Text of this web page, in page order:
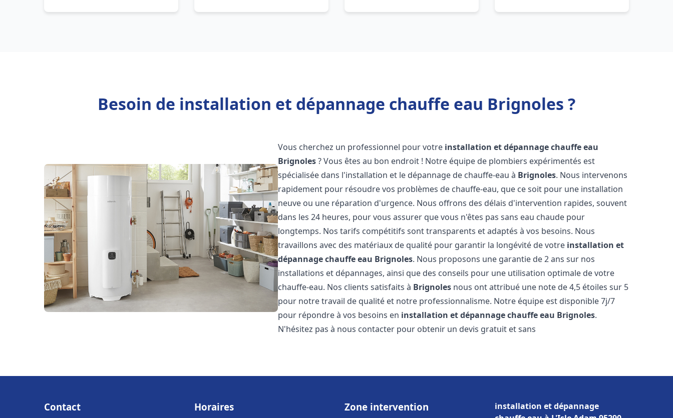
Besoin de installation et dépannage chauffe eau Brignoles ?
Vous cherchez un professionnel pour votre installation et dépannage chauffe eau
Brignoles? Vous êtes au bon endroit ! Notre équipe de plombiers expérimentés est
spécialisée dans l'installation et le dépannage de chauffe-eau à Brignoles. Nous intervenons
rapidement pour résoudre vos problèmes de chauffe-eau, que ce soit pour une installation
neuve ou une réparation d'urgence. Nous offrons des délais d'intervention rapides, souvent
dans les 24 heures, pour vous assurer que vous n'êtes pas sans eau chaude pour
longtemps. Nos tarifs compétitifs sont transparents et adaptés à vos besoins. Nous
travaillons avec des matériaux de qualité pour garantir la longévité de votre installation et
dépannage chauffe eau Brignoles. Nous proposons une garantie de 2 ans sur nos
installations et dépannages, ainsi que des conseils pour une utilisation optimale de votre
chauffe-eau. Nos clients satisfaits à Brignoles nous ont attribué une note de 4,5 étoiles sur 5
pour notre travail de qualité et notre professionnalisme. Notre équipe est disponible 7j/7
pour répondre à vos besoins en installation et dépannage chauffe eau Brignoles.
N'hésitez pas à nous contacter pour obtenir un devis gratuit et sans
Contact Horaires Zone intervention
installation et dépannage